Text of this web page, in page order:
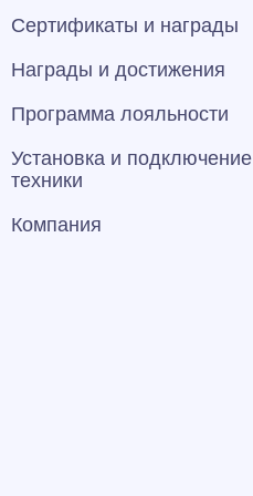
Сертификаты и награды
Награды и достижения
Программа лояльности
Установка и подключение
техники
Компания